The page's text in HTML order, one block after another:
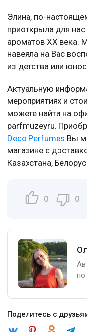
Элина, по-
приоткрыла для нас
ароматов XX века.
навеяла на Вас
из детства или
Актуальную
мероприятиях и
можете найти на
parfmuzeyru.
Deco Perfumes Вы
магазине с
Казахстана,
0 0
по
Поделитесь с